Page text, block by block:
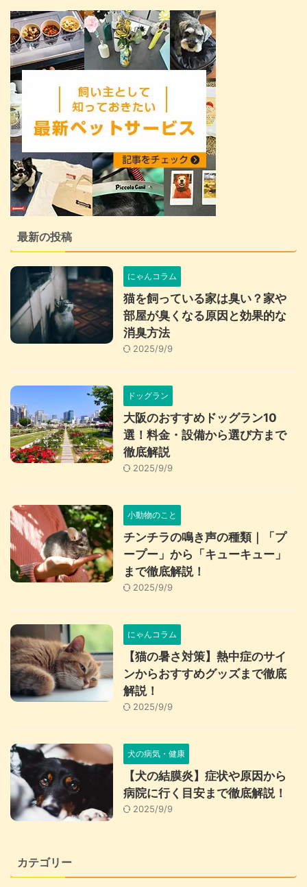
最新の投稿
にゃんコラム
猫を飼っている家は臭い？家や
部屋が臭くなる原因と効果的な
消臭方法
2025/9/9
ドッグラン
大阪のおすすめドッグラン10
選！料金・設備から選び方まで
徹底解説
2025/9/9
小動物のこと
チンチラの鳴き声の種類｜「プ
ープー」から「キューキュー」
まで徹底解説！
2025/9/9
にゃんコラム
【猫の暑さ対策】熱中症のサイ
ンからおすすめグッズまで徹底
解説！
2025/9/9
犬の病気・健康
【犬の結膜炎】症状や原因から
病院に行く目安まで徹底解説！
2025/9/9
カテゴリー